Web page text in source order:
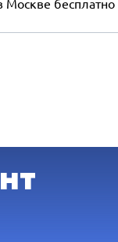
Москве бесплатно